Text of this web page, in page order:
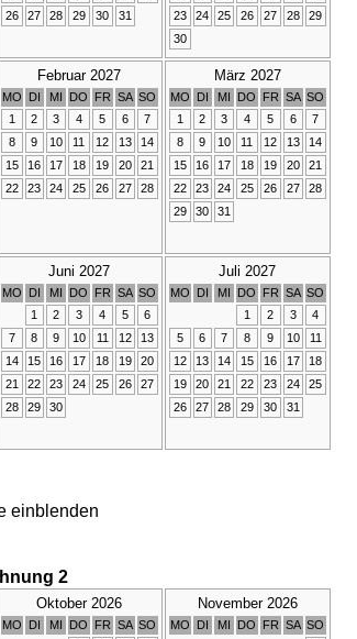
26
27 28 29 30 31
23
24 25 26 27 28
29
30
Februar 2027
MO DI MI DO FR SA SO
1
2 3 4 5 6
7
8
9 10 11 12 13
14
15
16 17 18 19 20
21
22
23 24 25 26 27 28
März 2027
MO DI MI DO FR SA SO
1
2 3 4 5 6
7
8
9 10 11 12 13
14
15
16 17 18 19 20
21
22
23 24 25 26 27
28
29
30 31
Juni 2027
MO DI MI DO FR SA SO
1
2 3 4 5
6
7
8 9 10 11 12
13
14
15 16 17 18 19
20
21
22 23 24 25 26
27
28
29 30
Juli 2027
MO DI MI DO FR SA SO
1
2 3
4
5
6 7 8 9 10
11
12
13 14 15 16 17
18
19
20 21 22 23 24
25
26
27 28 29 30 31
einblenden
2
Oktober 2026
MO DI MI DO FR SA SO
November 2026
MO DI MI DO FR SA SO